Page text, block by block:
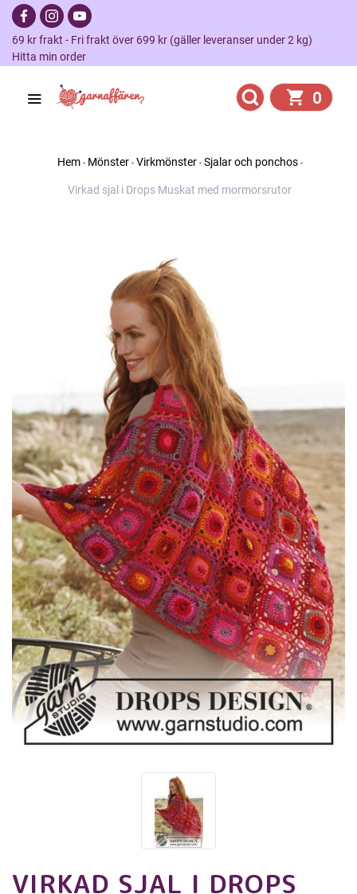
69 kr frakt - Fri frakt över 699 kr (gäller leveranser under 2 kg)
Hitta min order
0
Hem Mönster Virkmönster Sjalar och ponchos
Virkad sjal i Drops Muskat med mormorsrutor
VIRKAD SJAL I DROPS